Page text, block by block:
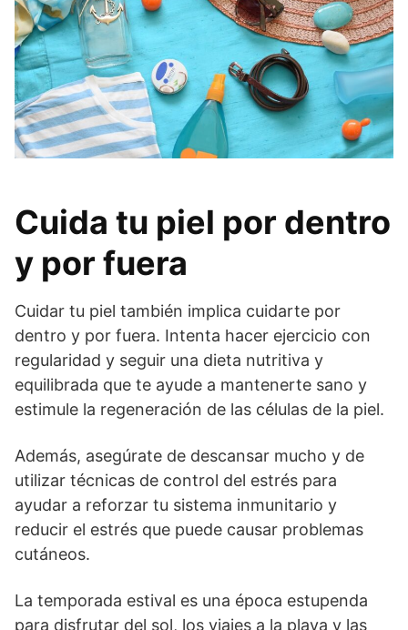
Cuida tu piel por dentro
y por fuera
Cuidar tu piel también implica cuidarte por
dentro y por fuera. Intenta hacer ejercicio con
regularidad y seguir una dieta nutritiva y
equilibrada que te ayude a mantenerte sano y
estimule la regeneración de las células de la piel.
Además, asegúrate de descansar mucho y de
utilizar técnicas de control del estrés para
ayudar a reforzar tu sistema inmunitario y
reducir el estrés que puede causar problemas
cutáneos.
La temporada estival es una época estupenda
para disfrutar del sol, los viajes a la playa y las